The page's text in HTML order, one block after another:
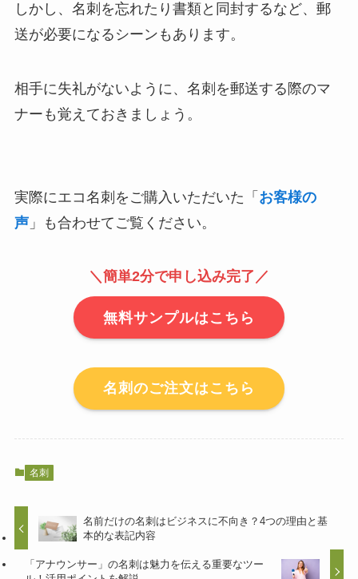
しかし、名刺を忘れたり書類と同封するなど、郵
送が必要になるシーンもあります。
相手に失礼がないように、名刺を郵送する際のマ
ナーも覚えておきましょう。
実際にエコ名刺をご購入いただいた「 お客様の
声」も合わせてご覧ください。
＼簡単2分で申し込み完了／
無料サンプルはこちら
名刺のご注文はこちら
名刺
名前だけの名刺はビジネスに不向き？4つの理由と基
本的な表記内容
「アナウンサー」の名刺は魅力を伝える重要なツー